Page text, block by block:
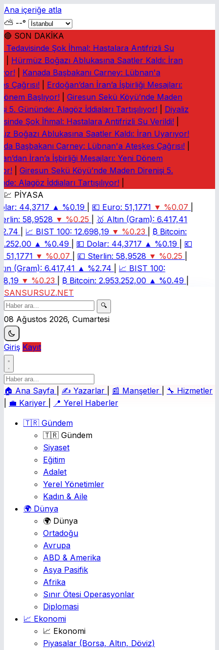
Ana içeriğe atla
⛅ --°
🔴 SON DAKİKA
Tedavisinde Şok İhmal: Hastalara Antifrizli Su
Hürmüz Boğazı Ablukasına Saatler Kaldı: İran
Kanada Başbakanı Carney: Lübnan'a
Çağrısı!
Erdoğan’dan İran’a İşbirliği Mesajları:
Başlıyor!
Giresun Sekü Köyü’nde Maden
5. Gününde: Alagöz İddiaları Tartışılıyor!
Diyaliz
Şok İhmal: Hastalara Antifrizli Su Verildi!
Boğazı Ablukasına Saatler Kaldı: İran Uyarıyor!
Başbakanı Carney: Lübnan'a Ateşkes Çağrısı!
İran’a İşbirliği Mesajları: Yeni Dönem
Giresun Sekü Köyü’nde Maden Direnişi 5.
Alagöz İddiaları Tartışılıyor!
💹 PİYASA
44,3717 ▲ %0.19 💶 Euro: 51,1771 ▼ %0.07
58,9528 ▼ %0.25 🥇 Altın (Gram): 6.417,41
📈 BIST 100: 12.698,19 ▼ %0.23 ₿ Bitcoin:
▲ %0.49 💵 Dolar: 44,3717 ▲ %0.19
💶
51,1771 ▼ %0.07 💷 Sterlin: 58,9528 ▼ %0.25
(Gram): 6.417,41 ▲ %2.74 📈 BIST 100:
▼ %0.23 ₿ Bitcoin: 2.953.252,00 ▲ %0.49
SANSURSUZ.NET
🔍
08 Ağustos 2026, Cumartesi
Giriş Kayıt
🏠 Ana Sayfa ✍️ Yazarlar 📰 Manşetler 🔧 Hizmetler
💼 Kariyer 📍 Yerel Haberler
🇹🇷 Gündem
🇹🇷 Gündem
Siyaset
Eğitim
Adalet
Yerel Yönetimler
Kadın & Aile
🌍 Dünya
🌍 Dünya
Ortadoğu
Avrupa
ABD & Amerika
Asya Pasifik
Afrika
Sınır Ötesi Operasyonlar
Diplomasi
📈 Ekonomi
📈 Ekonomi
Piyasalar (Borsa, Altın, Döviz)